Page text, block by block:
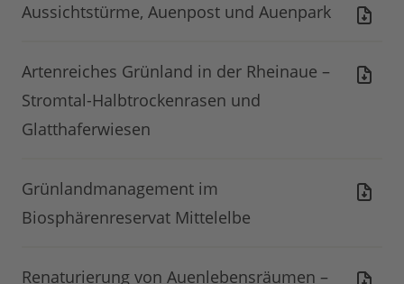
Aussichtstürme, Auenpost und Auenpark
Artenreiches Grünland in der Rheinaue –
Stromtal-Halbtrockenrasen und
Glatthaferwiesen
Grünlandmanagement im
Biosphärenreservat Mittelelbe
Renaturierung von Auenlebensräumen –